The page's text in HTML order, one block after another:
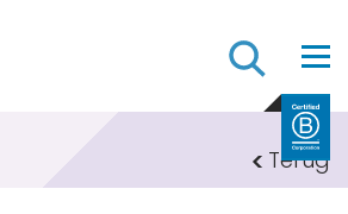
Terug